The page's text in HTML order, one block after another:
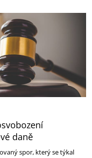
daně
spor, který se týkal